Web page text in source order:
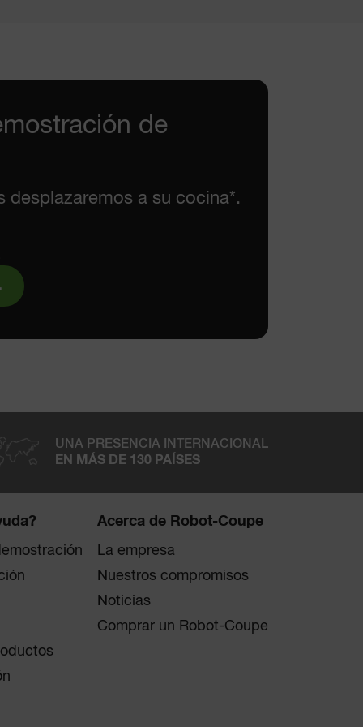
de
desplazaremos a su cocina*.
UNA PRESENCIA INTERNACIONAL
EN MÁS DE 130 PAÍSES
Acerca de Robot-Coupe
La empresa
Nuestros compromisos
Noticias
Comprar un Robot-Coupe